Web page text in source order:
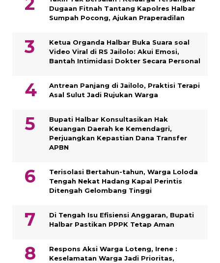
Dugaan Fitnah Tantang Kapolres Halbar
Sumpah Pocong, Ajukan Praperadilan
Ketua Organda Halbar Buka Suara soal
Video Viral di RS Jailolo: Akui Emosi,
Bantah Intimidasi Dokter Secara Personal
Antrean Panjang di Jailolo, Praktisi Terapi
Asal Sulut Jadi Rujukan Warga
Bupati Halbar Konsultasikan Hak
Keuangan Daerah ke Kemendagri,
Perjuangkan Kepastian Dana Transfer
APBN
Terisolasi Bertahun-tahun, Warga Loloda
Tengah Nekat Hadang Kapal Perintis
Ditengah Gelombang Tinggi
Di Tengah Isu Efisiensi Anggaran, Bupati
Halbar Pastikan PPPK Tetap Aman
Respons Aksi Warga Loteng, Irene :
Keselamatan Warga Jadi Prioritas,